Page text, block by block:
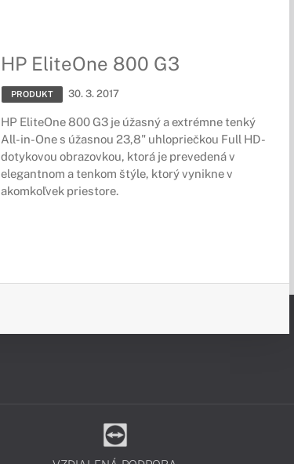
HP EliteOne 800 G3
PRODUKT 30. 3. 2017
HP EliteOne 800 G3 je úžasný a extrémne tenký
All-in-One s úžasnou 23,8" uhlopriečkou Full HD -
dotykovou obrazovkou, ktorá je prevedená v
elegantnom a tenkom štýle, ktorý vynikne v
akomkoľvek priestore.